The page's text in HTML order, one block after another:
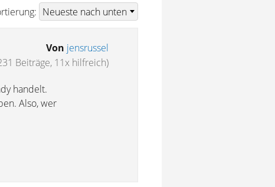
Von jensrussel
Beiträge, 11x hilfreich)
handelt.
Also, wer